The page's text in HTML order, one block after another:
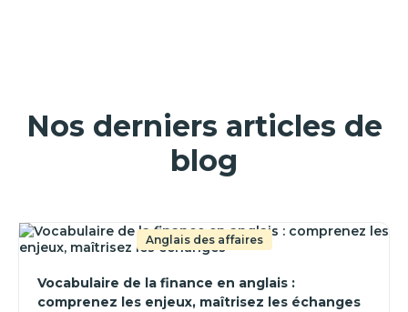
Nos derniers articles de
blog
Anglais des affaires
Vocabulaire de la finance en anglais :
comprenez les enjeux, maîtrisez les échanges